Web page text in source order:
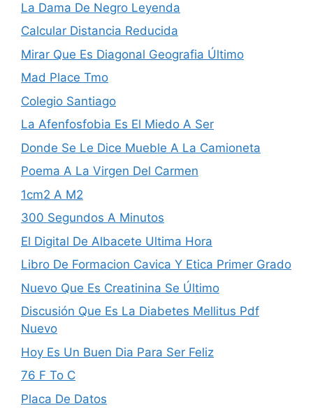
La Dama De Negro Leyenda
Calcular Distancia Reducida
Mirar Que Es Diagonal Geografia Último
Mad Place Tmo
Colegio Santiago
La Afenfosfobia Es El Miedo A Ser
Donde Se Le Dice Mueble A La Camioneta
Poema A La Virgen Del Carmen
1cm2 A M2
300 Segundos A Minutos
El Digital De Albacete Ultima Hora
Libro De Formacion Ca­vica Y Etica Primer Grado
Nuevo Que Es Creatinina Se Último
Discusión Que Es La Diabetes Mellitus Pdf
Nuevo
Hoy Es Un Buen Dia Para Ser Feliz
76 F To C
Placa De Datos